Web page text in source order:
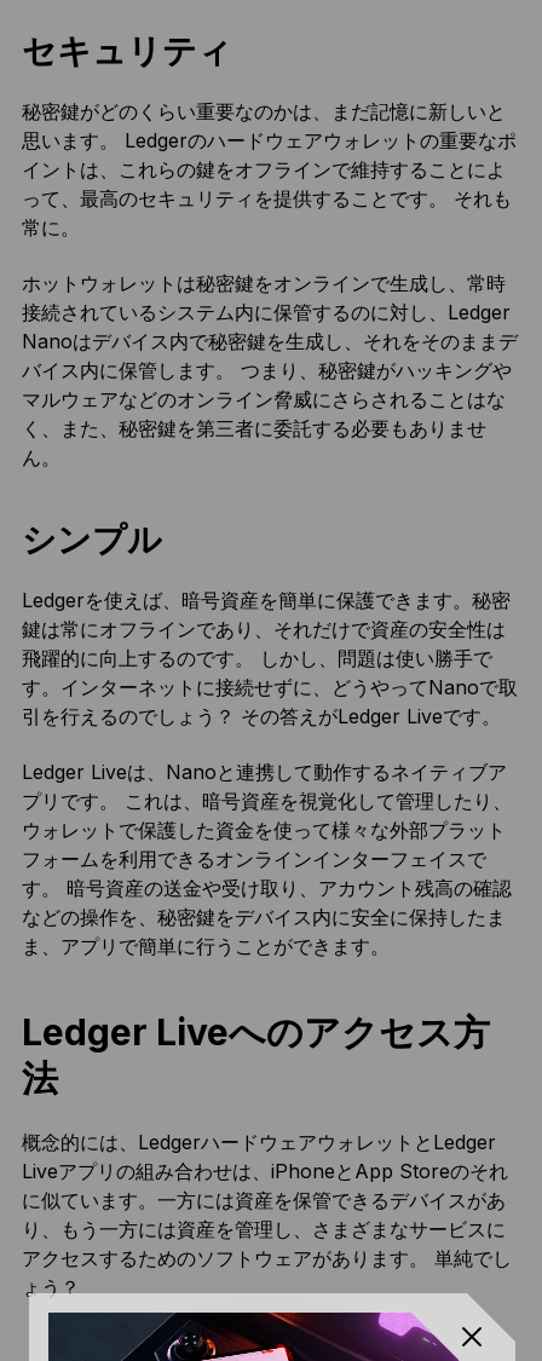
セキュリティ
秘密鍵がどのくらい重要なのかは、まだ記憶に新しいと
思います。 Ledgerのハードウェアウォレットの重要なポ
イントは、これらの鍵をオフラインで維持することによ
って、最高のセキュリティを提供することです。 それも
常に。
ホットウォレットは秘密鍵をオンラインで生成し、常時
接続されているシステム内に保管するのに対し、Ledger
Nanoはデバイス内で秘密鍵を生成し、それをそのままデ
バイス内に保管します。 つまり、秘密鍵がハッキングや
マルウェアなどのオンライン脅威にさらされることはな
く、また、秘密鍵を第三者に委託する必要もありませ
ん。
シンプル
Ledgerを使えば、暗号資産を簡単に保護できます。秘密
鍵は常にオフラインであり、それだけで資産の安全性は
飛躍的に向上するのです。 しかし、問題は使い勝手で
す。インターネットに接続せずに、どうやってNanoで取
引を行えるのでしょう？ その答えがLedger Liveです。
Ledger Liveは、Nanoと連携して動作するネイティブア
プリです。 これは、暗号資産を視覚化して管理したり、
ウォレットで保護した資金を使って様々な外部プラット
フォームを利用できるオンラインインターフェイスで
す。 暗号資産の送金や受け取り、アカウント残高の確認
などの操作を、秘密鍵をデバイス内に安全に保持したま
ま、アプリで簡単に行うことができます。
Ledger Liveへのアクセス方
法
概念的には、LedgerハードウェアウォレットとLedger
Liveアプリの組み合わせは、iPhoneとApp Storeのそれ
に似ています。一方には資産を保管できるデバイスがあ
り、もう一方には資産を管理し、さまざまなサービスに
アクセスするためのソフトウェアがあります。 単純でし
ょう？